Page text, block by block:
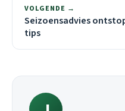
VOLGENDE →
Seizoensadvies
tips